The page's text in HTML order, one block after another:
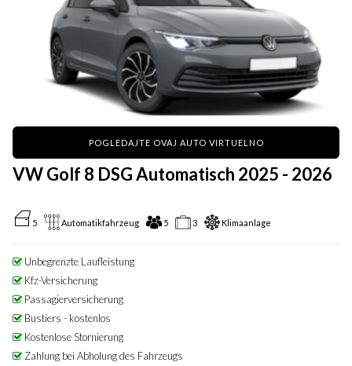
POGLEDAJTE OVAJ AUTO VIRTUELNO
VW Golf 8 DSG Automatisch 2025 - 2026
5 Automatikfahrzeug 5 3 Klimaanlage
Unbegrenzte Laufleistung
Kfz-Versicherung
Passagierversicherung
Bustiers - kostenlos
Kostenlose Stornierung
Zahlung bei Abholung des Fahrzeugs